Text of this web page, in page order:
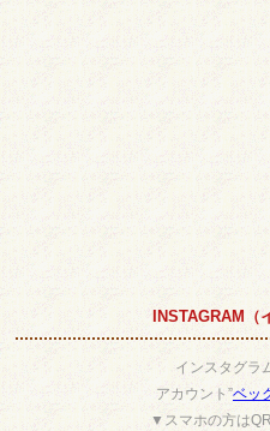
INSTAGRAM（
インスタグラ
アカウント”ベッ
▼スマホの方は